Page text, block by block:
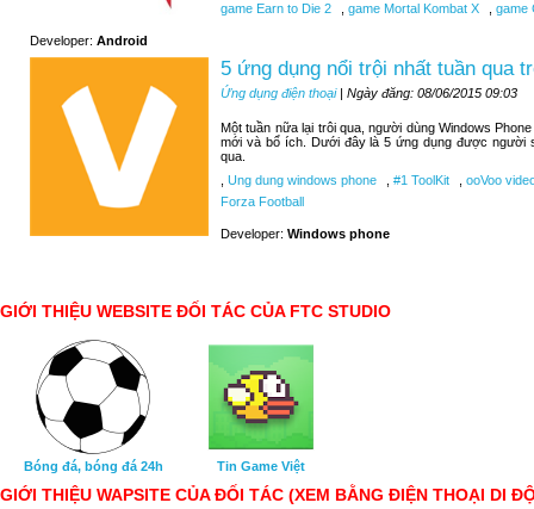
game Earn to Die 2
game Mortal Kombat X game
Developer: Android
5 ứng dụng nổi trội nhất tuần qua
Ứng dụng điện thoại| Ngày đăng: 08/06/2015 09:03
Một tuần nữa lại trôi qua, người dùng Windows
mới và bổ ích. Dưới đây là 5 ứng dụng được người
qua.
Ung dung windows phone #1 ToolKit
ooVoo
Forza Football
Developer: Windows phone
GIỚI THIỆU WEBSITE ĐỐI TÁC CỦA FTC STUDIO
Bóng đá, bóng đá 24h Tin Game Việt
GIỚI THIỆU WAPSITE CỦA ĐỐI TÁC (XEM BẰNG ĐIỆN THOẠI DI